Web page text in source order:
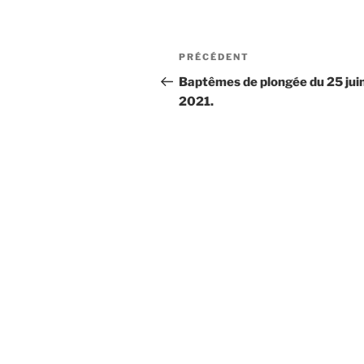
Navigation
de
l’article
Article
précédent
PRÉCÉDENT
Baptêmes de plongée du 25
2021.